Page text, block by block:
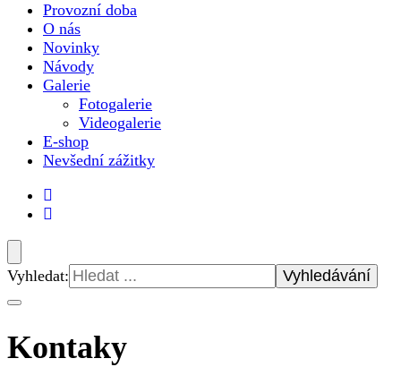
Provozní doba
O nás
Novinky
Návody
Galerie
Fotogalerie
Videogalerie
E-shop
Nevšední zážitky
Vyhledat:
Kontaky